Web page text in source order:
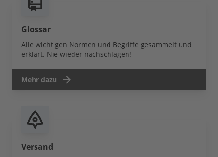
Glossar
Alle wichtigen Normen und Begriffe gesammelt und
erklärt. Nie wieder nachschlagen!
Mehr dazu
Versand